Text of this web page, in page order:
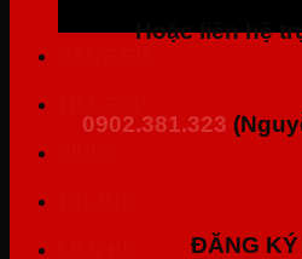
Hoặc liên hệ
0902.381.323
ĐĂNG